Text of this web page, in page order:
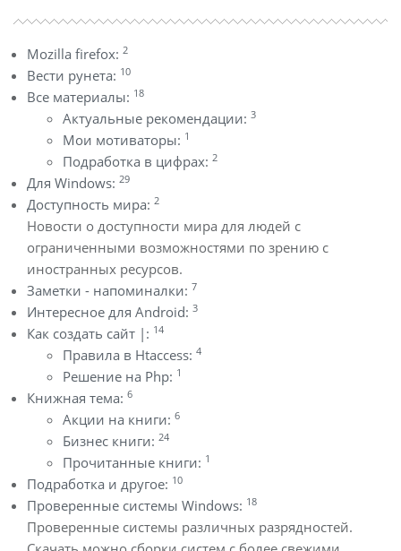
Mozilla firefox: 2
Вести рунета: 10
Все материалы: 18
Актуальные рекомендации: 3
Мои мотиваторы: 1
Подработка в цифрах: 2
Для Windows: 29
Доступность мира: 2
Новости о доступности мира для людей с
ограниченными возможностями по зрению с
иностранных ресурсов.
Заметки - напоминалки: 7
Интересное для Android: 3
Как создать сайт |: 14
Правила в Htaccess: 4
Решение на Php: 1
Книжная тема: 6
Акции на книги: 6
Бизнес книги: 24
Прочитанные книги: 1
Подработка и другое: 10
Проверенные системы Windows: 18
Проверенные системы различных разрядностей.